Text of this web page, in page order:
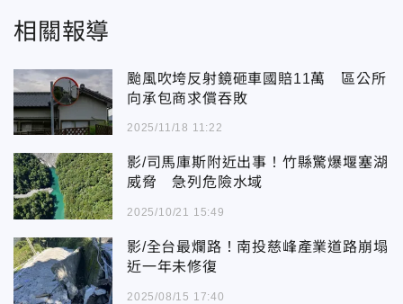
相關報導
颱風吹垮反射鏡砸車國賠11萬 區公所
向承包商求償吞敗
2025/11/18 11:22
影/司馬庫斯附近出事！竹縣驚爆堰塞湖
威脅 急列危險水域
2025/10/21 15:49
影/全台最爛路！南投慈峰產業道路崩塌
近一年未修復
2025/08/15 17:40